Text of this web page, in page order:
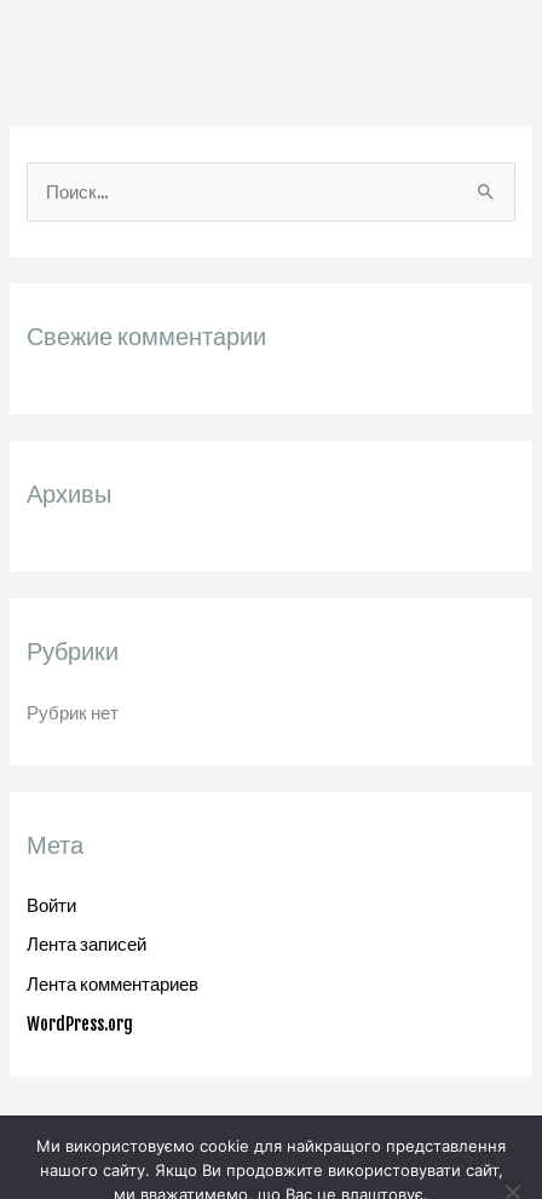
к
Свежие комментарии
Архивы
Рубрики
Рубрик нет
Мета
Войти
Лента записей
Лента комментариев
WordPress.org
Ми використовуємо cookie для найкращого представлення
нашого сайту. Якщо Ви продовжите використовувати сайт,
ми вважатимемо, що Вас це влаштовує.